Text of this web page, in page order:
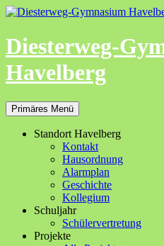
Zum
springen
Diesterweg-
Havelberg
Suchen
Primäres Menü
Standort Havelberg
Kontakt
Hausordnung
Alarmplan
Geschichte
Kollegium
Schuljahr
Schülervertretung
Projekte